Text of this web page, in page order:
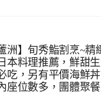
洲】旬秀鮨割烹~精
本料理推薦，鮮甜
吃，另有平價海鮮
座位數多，團體聚